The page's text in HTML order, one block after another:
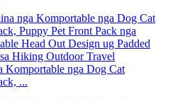
Komportable nga Dog Cat
...